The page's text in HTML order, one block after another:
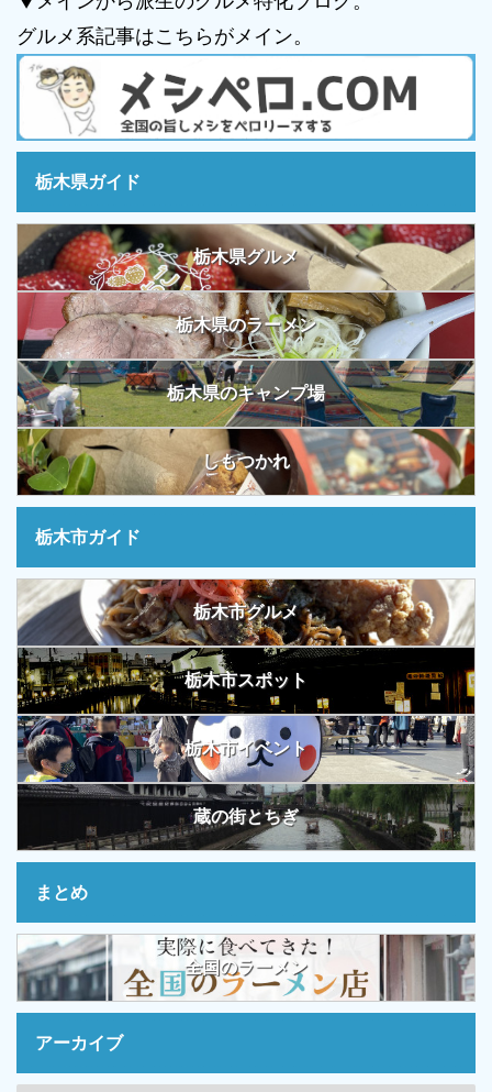
グルメ系記事はこちらがメイン。
栃木県ガイド
栃木県グルメ
栃木県のラーメン
栃木県のキャンプ場
しもつかれ
栃木市ガイド
栃木市グルメ
栃木市スポット
栃木市イベント
蔵の街とちぎ
まとめ
全国のラーメン
アーカイブ